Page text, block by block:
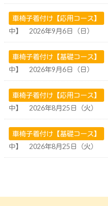
車椅子着付け【応用コース】
中】 2026年9月6日（日）
車椅子着付け【基礎コース】
中】 2026年9月6日（日）
車椅子着付け【応用コース】
中】 2026年8月25日（火）
車椅子着付け【基礎コース】
中】 2026年8月25日（火）